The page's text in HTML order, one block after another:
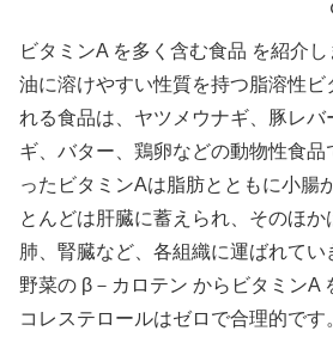
ビタミンA を多く含む食品 を紹介し
油に溶けやすい性質を持つ脂溶性ビ
れる食品は、ヤツメウナギ、豚レバ
ギ、バター、鶏卵などの動物性食品
ったビタミンAは脂肪とともに小腸
とんどは肝臓に蓄えられ、そのほ
肺、腎臓など、各組織に運ばれてい
野菜の β－カロテン からビタミンA
コレステロールはゼロで合理的です